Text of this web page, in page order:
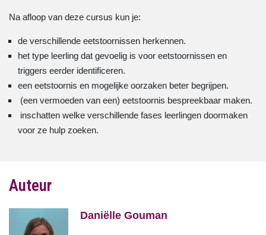
Na afloop van deze cursus kun je:
de verschillende eetstoornissen herkennen.
het type leerling dat gevoelig is voor eetstoornissen en
triggers eerder identificeren.
een eetstoornis en mogelijke oorzaken beter begrijpen.
(een vermoeden van een) eetstoornis bespreekbaar maken.
inschatten welke verschillende fases leerlingen doormaken
voor ze hulp zoeken.
Auteur
Daniëlle Gouman